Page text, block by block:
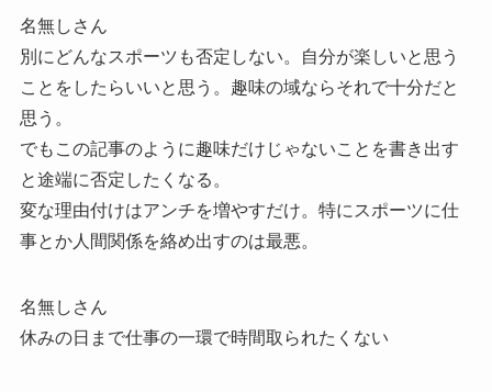
名無しさん
別にどんなスポーツも否定しない。自分が楽しいと思う
ことをしたらいいと思う。趣味の域ならそれで十分だと
思う。
でもこの記事のように趣味だけじゃないことを書き出す
と途端に否定したくなる。
変な理由付けはアンチを増やすだけ。特にスポーツに仕
事とか人間関係を絡め出すのは最悪。
名無しさん
休みの日まで仕事の一環で時間取られたくない